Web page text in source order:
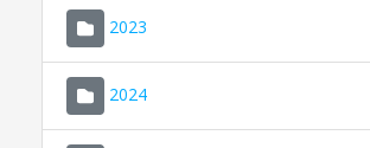
2023
2024